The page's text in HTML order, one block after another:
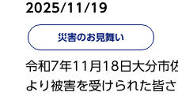
2025/11/19
災害のお見舞い
令和7年11月18日大分市
より被害を受けられた皆